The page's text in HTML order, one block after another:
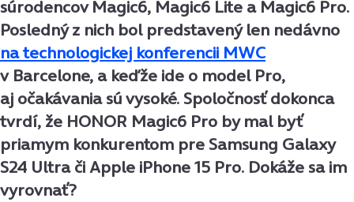
súrodencov Magic6, Magic6 Lite a Magic6 Pro.
Posledný z nich bol predstavený len nedávno
na technologickej konferencii MWC
v Barcelone, a keďže ide o model Pro,
aj očakávania sú vysoké. Spoločnosť dokonca
tvrdí, že HONOR Magic6 Pro by mal byť
priamym konkurentom pre Samsung Galaxy
S24 Ultra či Apple iPhone 15 Pro. Dokáže sa im
vyrovnať?